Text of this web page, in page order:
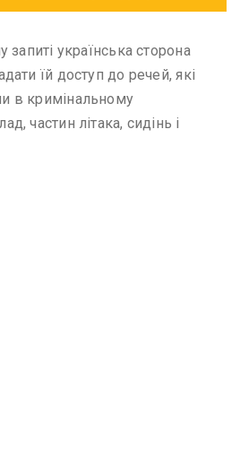
українська сторона
їй доступ до речей, які
в кримінальному
частин літака, сидінь і